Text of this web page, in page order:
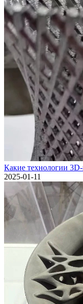
Какие технологии 3D-
2025-01-11